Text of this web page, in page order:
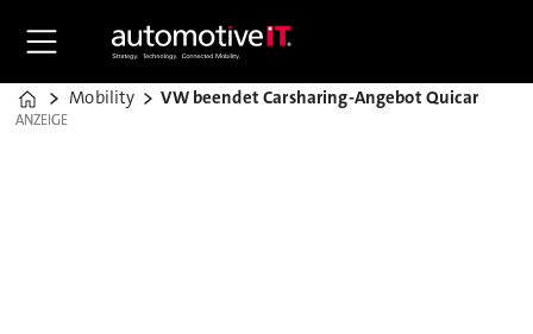
Home
Mobility VW beendet Carsharing-Angebot Quicar
ANZEIGE
ANZEIGE